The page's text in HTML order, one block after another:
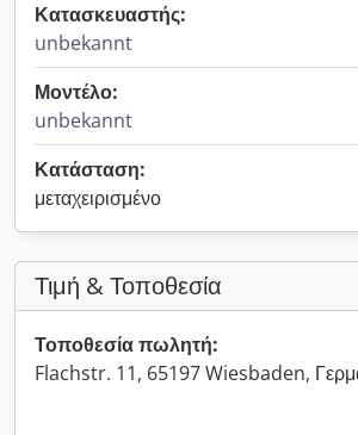
Κατασκευαστής:
unbekannt
Μοντέλο:
unbekannt
Κατάσταση:
μεταχειρισμένο
Τιμή & Τοποθεσία
Τοποθεσία πωλητή:
Flachstr. 11, 65197 Wiesbaden,